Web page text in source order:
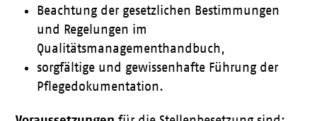
Beachtung der gesetzlichen Bestimmungen
und Regelungen im
Qualitätsmanagementhandbuch,
sorgfältige und gewissenhafte Führung der
Pflegedokumentation.